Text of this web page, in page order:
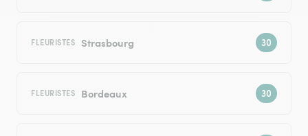
FLEURISTES Strasbourg
FLEURISTES Bordeaux